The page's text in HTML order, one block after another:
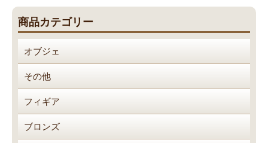
商品カテゴリー
オブジェ
その他
フィギア
ブロンズ